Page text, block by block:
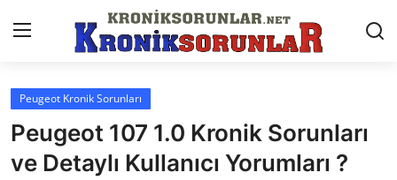
Anasayfa
Markalar
Peugeot Kronik Sorunları
Peugeot 107 1.0 Kronik Sorunları
ve Detaylı Kullanıcı Yorumları ?